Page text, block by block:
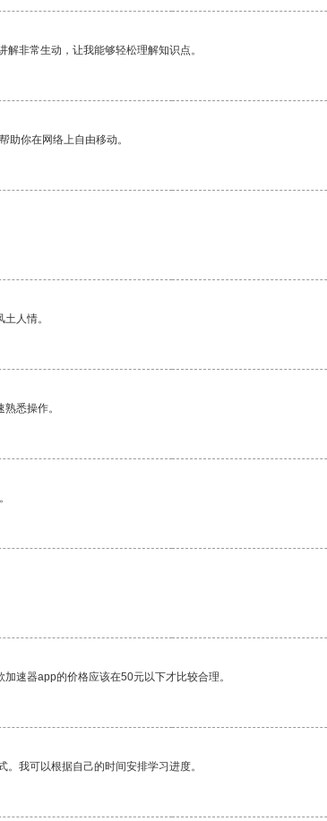
非常生动，让我能够轻松理解知识点。
助你在网络上自由移动。
人情。
悉操作。
速器app的价格应该在50元以下才比较合理。
我可以根据自己的时间安排学习进度。